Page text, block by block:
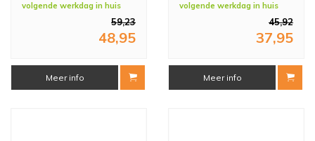
volgende werkdag in huis
59,23
48,95
Meer info
volgende werkdag in huis
45,92
37,95
Meer info